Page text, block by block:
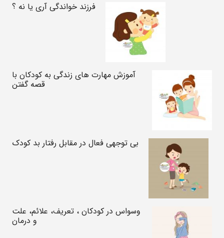
فرزند خواندگی آری یا نه ؟
آموزش مهارت های زندگی به کودکان با
قصه گفتن
بی توجهی فعال در مقابل رفتار بد کودک
وسواس در کودکان ، تعریف، علائم، علت
و درمان